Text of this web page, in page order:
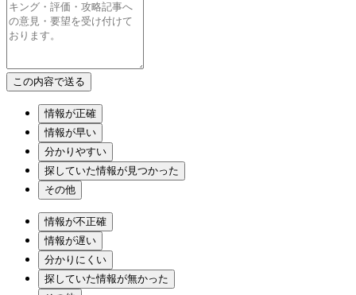
情報が正確
情報が早い
分かりやすい
探していた情報が見つかった
その他
情報が不正確
情報が遅い
分かりにくい
探していた情報が無かった